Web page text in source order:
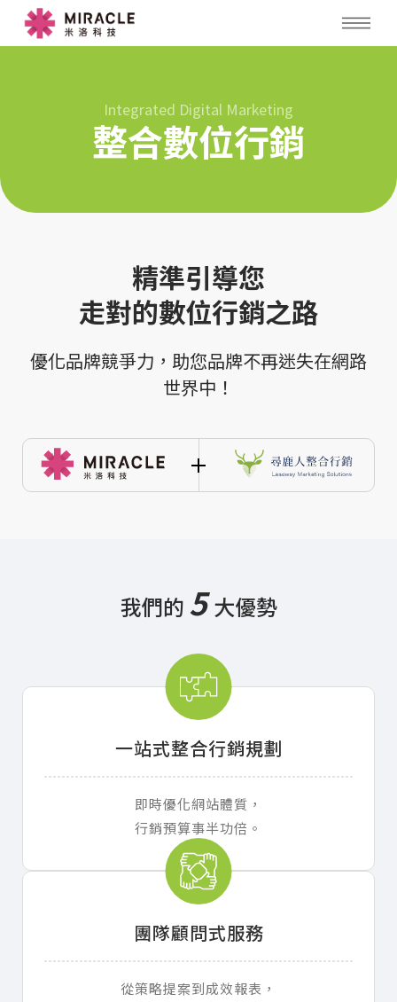
Integrated Digital Marketing
整合數位行銷
精準引導您
走對的數位行銷之路
優化品牌競爭力，助您品牌不再迷失在網路
世界中！
我們的 5 大優勢
一站式整合行銷規劃
即時優化網站體質，
行銷預算事半功倍。
團隊顧問式服務
從策略提案到成效報表，